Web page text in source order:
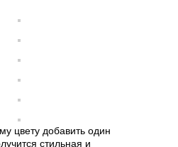
цвету добавить один
стильная и